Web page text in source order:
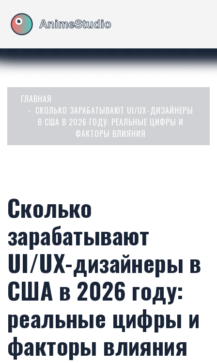
ГЛАВНАЯ
СКОЛЬКО ЗАРАБАТЫВАЮТ UI/UX-ДИЗАЙНЕРЫ
В США В 2026 ГОДУ: РЕАЛЬНЫЕ ЦИФРЫ И
ФАКТОРЫ ВЛИЯНИЯ
Сколько
зарабатывают
UI/UX-дизайнеры в
США в 2026 году:
реальные цифры и
факторы влияния